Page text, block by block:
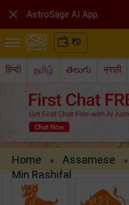
₹0
हिन्दी தமிழ் తెలుగు मराठी
Home » Assamese »
Min Rashifal
 AstroSage AI App